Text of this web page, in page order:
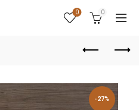
0 0
-27%